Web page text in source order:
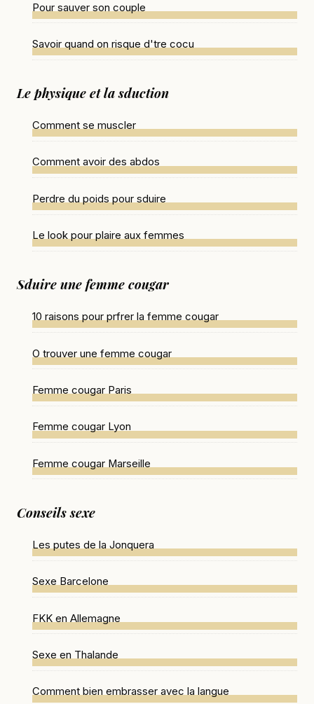
Pour sauver son couple
Savoir quand on risque d'tre cocu
Le physique et la sduction
Comment se muscler
Comment avoir des abdos
Perdre du poids pour sduire
Le look pour plaire aux femmes
Sduire une femme cougar
10 raisons pour prfrer la femme cougar
O trouver une femme cougar
Femme cougar Paris
Femme cougar Lyon
Femme cougar Marseille
Conseils sexe
Les putes de la Jonquera
Sexe Barcelone
FKK en Allemagne
Sexe en Thalande
Comment bien embrasser avec la langue